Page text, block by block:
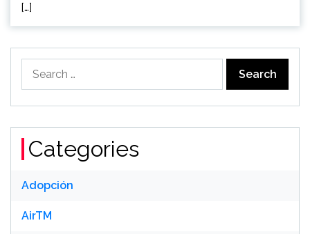
[…]
for:
Categories
Adopción
AirTM